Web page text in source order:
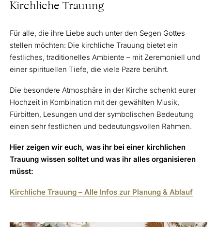
Kirchliche Trauung
Für alle, die ihre Liebe auch unter den Segen Gottes
stellen möchten: Die kirchliche Trauung bietet ein
festliches, traditionelles Ambiente – mit Zeremoniell und
einer spirituellen Tiefe, die viele Paare berührt.
Die besondere Atmosphäre in der Kirche schenkt eurer
Hochzeit in Kombination mit der gewählten Musik,
Fürbitten, Lesungen und der symbolischen Bedeutung
einen sehr festlichen und bedeutungsvollen Rahmen.
Hier zeigen wir euch, was ihr bei einer kirchlichen
Trauung wissen solltet und was ihr alles organisieren
müsst:
Kirchliche Trauung – Alle Infos zur Planung & Ablauf